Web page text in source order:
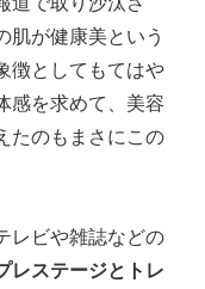
肌が健康美という
徴としてもてはや
感を求めて、美容
たのもまさにこの
レビや雑誌などの
レステージとトレ